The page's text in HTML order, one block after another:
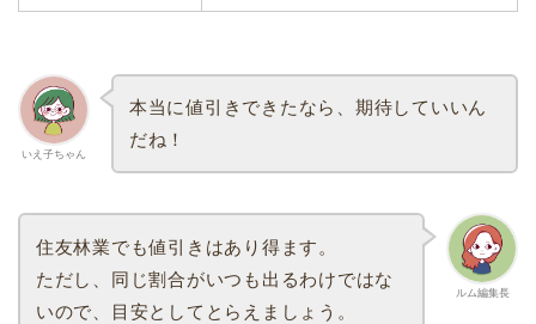
いえ子ちゃん
本当に値引きできたなら、期待していいん
だね！
ルム編集長
住友林業でも値引きはあり得ます。
ただし、同じ割合がいつも出るわけではな
いので、目安としてとらえましょう。